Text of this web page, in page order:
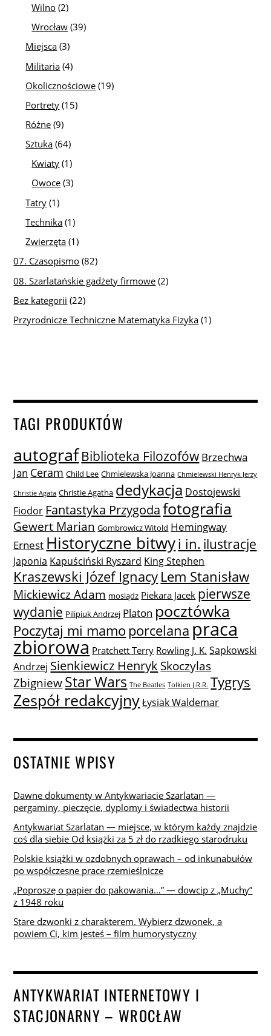
Wilno (2)
Wrocław (39)
Miejsca (3)
Militaria (4)
Okolicznościowe (19)
Portrety (15)
Różne (9)
Sztuka (64)
Kwiaty (1)
Owoce (3)
Tatry (1)
Technika (1)
Zwierzęta (1)
07. Czasopismo (82)
08. Szarlatańskie gadżety firmowe (2)
Bez kategorii (22)
Przyrodnicze Techniczne Matematyka Fizyka (1)
TAGI PRODUKTÓW
autografBiblioteka Filozofów Brzechwa
Jan Ceram Child Lee Chmielewska Joanna Chmielewski Henryk Jerzy
Christie Agata Christie Agatha dedykacja Dostojewski
Fiodor Fantastyka Przygodafotografia
Gewert Marian Gombrowicz Witold Hemingway
Ernest Historyczne bitwyi in. ilustracje
Japonia Kapuściński Ryszard King Stephen
Kraszewski Józef Ignacy Lem Stanisław
Mickiewicz Adam mosiądz Piekara Jacek pierwsze
wydanie Pilipiuk Andrzej Platon pocztówka
Poczytaj mi mamoporcelana praca
zbiorowa Pratchett Terry Rowling J. K. Sapkowski
Andrzej Sienkiewicz Henryk Skoczylas
ZbigniewStar Wars The Beatles Tolkien J.R.R. Tygrys
Zespół redakcyjny Łysiak Waldemar
OSTATNIE WPISY
Dawne dokumenty w Antykwariacie Szarlatan —
pergaminy, pieczęcie, dyplomy i świadectwa historii
Antykwariat Szarlatan — miejsce, w którym każdy znajdzie
coś dla siebie Od książki za 5 zł do rzadkiego starodruku
Polskie książki w ozdobnych oprawach – od inkunabułów
po współczesne prace rzemieślnicze
„Poproszę o papier do pakowania…” — dowcip z „Muchy”
z 1948 roku
Stare dzwonki z charakterem. Wybierz dzwonek, a
powiem Ci, kim jesteś – film humorystyczny
ANTYKWARIAT INTERNETOWY I
STACJONARNY – WROCŁAW